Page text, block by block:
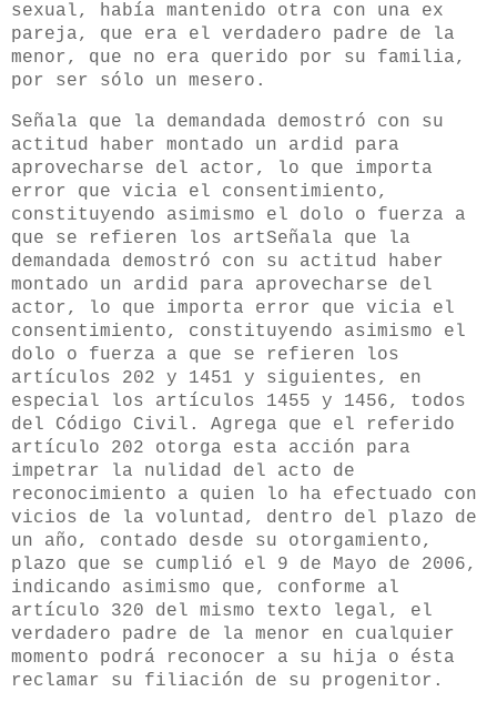
sexual, había mantenido otra con una ex
pareja, que era el verdadero padre de la
menor, que no era querido por su familia,
por ser sólo un mesero.
Señala que la demandada demostró con su
actitud haber montado un ardid para
aprovecharse del actor, lo que importa
error que vicia el consentimiento,
constituyendo asimismo el dolo o fuerza a
que se refieren los artSeñala que la
demandada demostró con su actitud haber
montado un ardid para aprovecharse del
actor, lo que importa error que vicia el
consentimiento, constituyendo asimismo el
dolo o fuerza a que se refieren los
artículos 202 y 1451 y siguientes, en
especial los artículos 1455 y 1456, todos
del Código Civil. Agrega que el referido
artículo 202 otorga esta acción para
impetrar la nulidad del acto de
reconocimiento a quien lo ha efectuado con
vicios de la voluntad, dentro del plazo de
un año, contado desde su otorgamiento,
plazo que se cumplió el 9 de Mayo de 2006,
indicando asimismo que, conforme al
artículo 320 del mismo texto legal, el
verdadero padre de la menor en cualquier
momento podrá reconocer a su hija o ésta
reclamar su filiación de su progenitor.